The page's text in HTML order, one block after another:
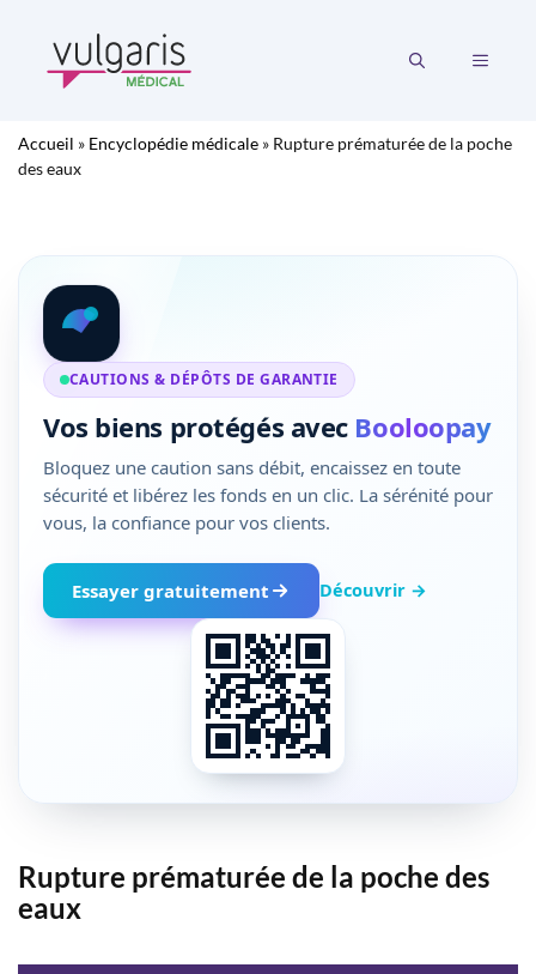
contenu
MENU
Accueil » Encyclopédie médicale » Rupture prématurée de la poche
des eaux
CAUTIONS & DÉPÔTS DE GARANTIE
Vos biens protégés avec Booloopay
Bloquez une caution sans débit, encaissez en toute
sécurité et libérez les fonds en un clic. La sérénité pour
vous, la confiance pour vos clients.
Essayer gratuitement Découvrir →
Rupture prématurée de la poche des
eaux